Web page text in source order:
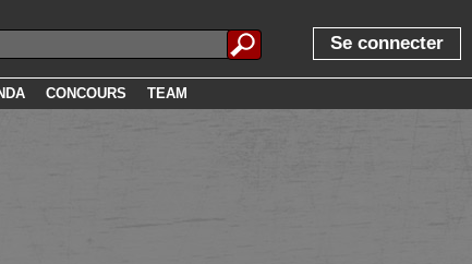
Se connecter
CONCOURS TEAM